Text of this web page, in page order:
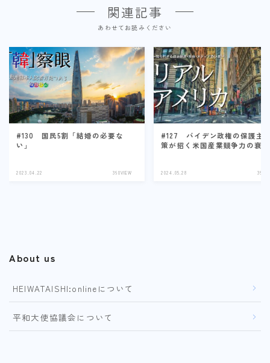
関連記事
あわせてお読みください
#130 国民5割「結婚の必要な
い」
2023.04.22 360VIEW
#127 バイデン政権の保護主
策が招く米国産業競争力の衰退
2024.05.28
About us
HEIWATAISHI:onlineについて
平和大使協議会について